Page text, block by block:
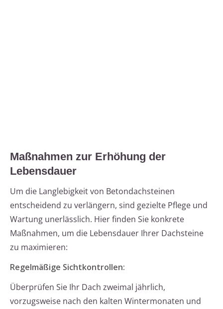
Maßnahmen zur Erhöhung der
Lebensdauer
Um die Langlebigkeit von Betondachsteinen
entscheidend zu verlängern, sind gezielte Pflege und
Wartung unerlässlich. Hier finden Sie konkrete
Maßnahmen, um die Lebensdauer Ihrer Dachsteine
zu maximieren:
Regelmäßige Sichtkontrollen:
Überprüfen Sie Ihr Dach zweimal jährlich,
vorzugsweise nach den kalten Wintermonaten und